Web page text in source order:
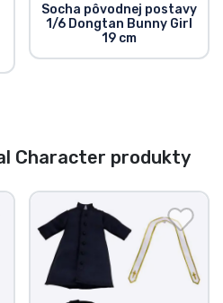
Socha pôvodnej postavy
1/6 Dongtan Bunny Girl
19 cm
Character produkty